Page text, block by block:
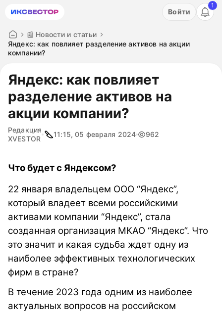
Акция: бесплатный пробный период на 3 дня!
Войти
1
📰 Новости и статьи
Яндекс: как повлияет разделение активов на акции
компании?
Яндекс: как повлияет
разделение активов на
акции компании?
Редакция
XVESTOR
11:15, 05 февраля 2024 962
Что будет с Яндексом?
22 января владельцем ООО “Яндекс”,
который владеет всеми российскими
активами компании “Яндекс”, стала
созданная организация МКАО “Яндекс”. Что
это значит и какая судьба ждет одну из
наиболее эффективных технологических
фирм в стране?
В течение 2023 года одним из наиболее
актуальных вопросов на российском